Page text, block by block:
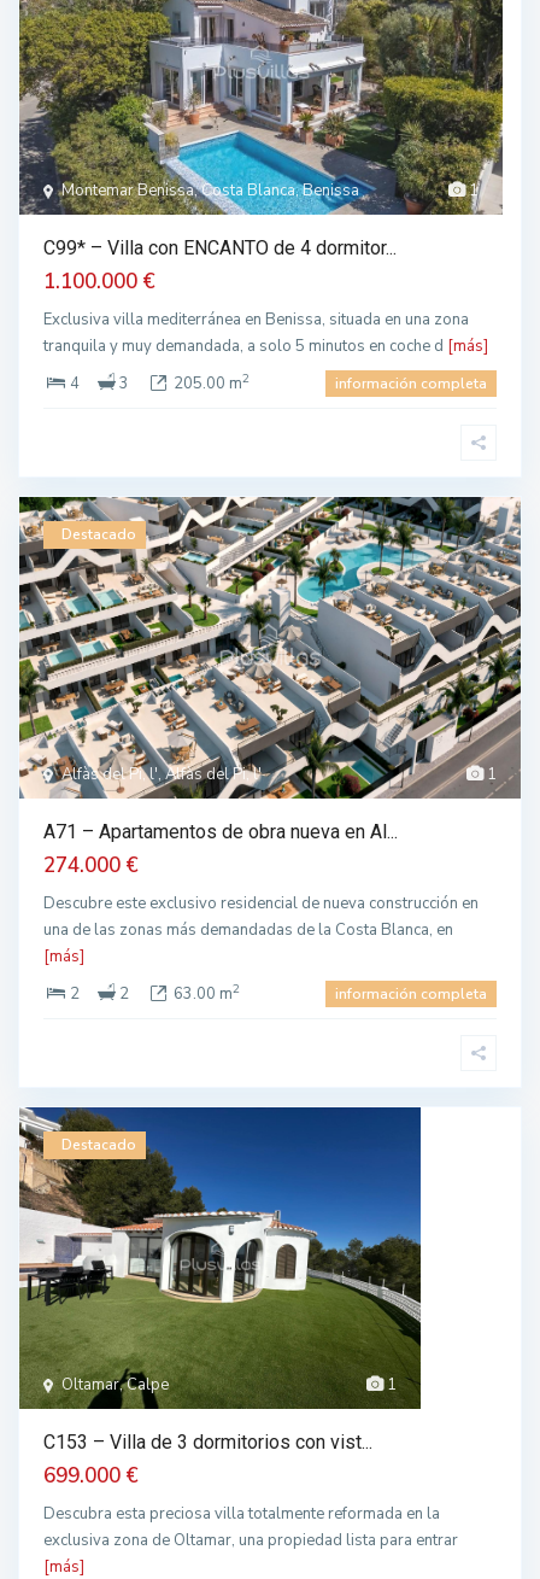
1
Montemar Benissa, Costa Blanca, Benissa
C99* – Villa con ENCANTO de 4 dormitor...
1.100.000 €
Exclusiva villa mediterránea en Benissa, situada en una zona
tranquila y muy demandada, a solo 5 minutos en coche d [más]
4
3 205.00 m2 información completa
1
Alfàs del Pi, l', Alfàs del Pi, l'
Destacado
A71 – Apartamentos de obra nueva en Al...
274.000 €
Descubre este exclusivo residencial de nueva construcción en
una de las zonas más demandadas de la Costa Blanca, en
[más]
2
2 63.00 m2 información completa
1
Oltamar, Calpe
Destacado
C153 – Villa de 3 dormitorios con vist...
699.000 €
Descubra esta preciosa villa totalmente reformada en la
exclusiva zona de Oltamar, una propiedad lista para entrar
[más]